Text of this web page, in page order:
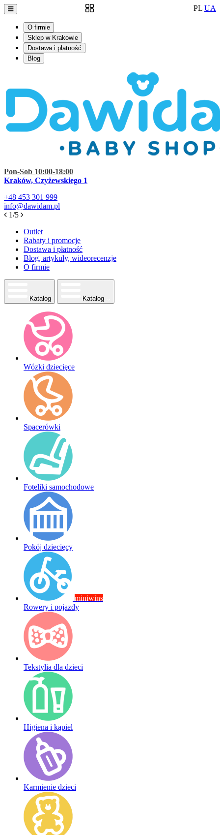
O firmie
Sklep w Krakowie
Dostawa i płatność
Blog
PL UA
Pon-Sob 10:00-18:00
Kraków, Czyżewskiego 1
+48 453 301 999
info@dawidam.pl
1/5
Outlet
Rabaty i promocje
Dostawa i płatność
Blog, artykuły, wideorecenzje
O firmie
Katalog Katalog
Wózki dziecięce
Spacerówki
Foteliki samochodowe
Pokój dziecięcy
miniwins
Rowery i pojazdy
Tekstylia dla dzieci
Higiena i kąpiel
Karmienie dzieci